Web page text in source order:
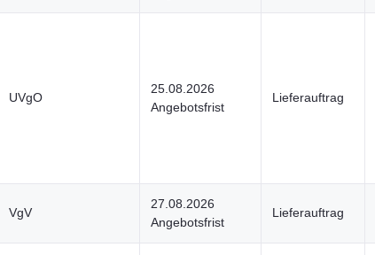
UVgO
25.08.2026
Angebotsfrist
Lieferauftrag
VgV
27.08.2026
Angebotsfrist
Lieferauftrag